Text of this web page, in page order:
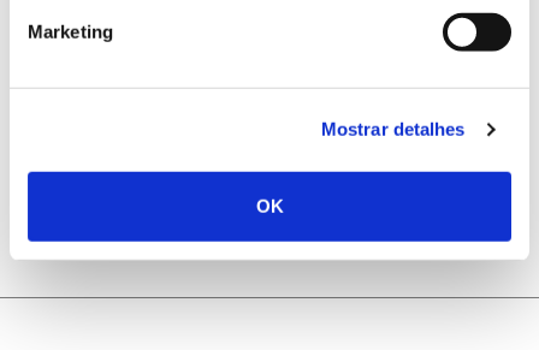
Marketing
Mostrar detalhes
OK
25.06.2026